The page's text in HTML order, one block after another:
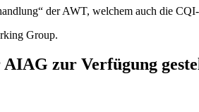
der AWT, welchem auch die
Group.
AIAG zur Verfügung